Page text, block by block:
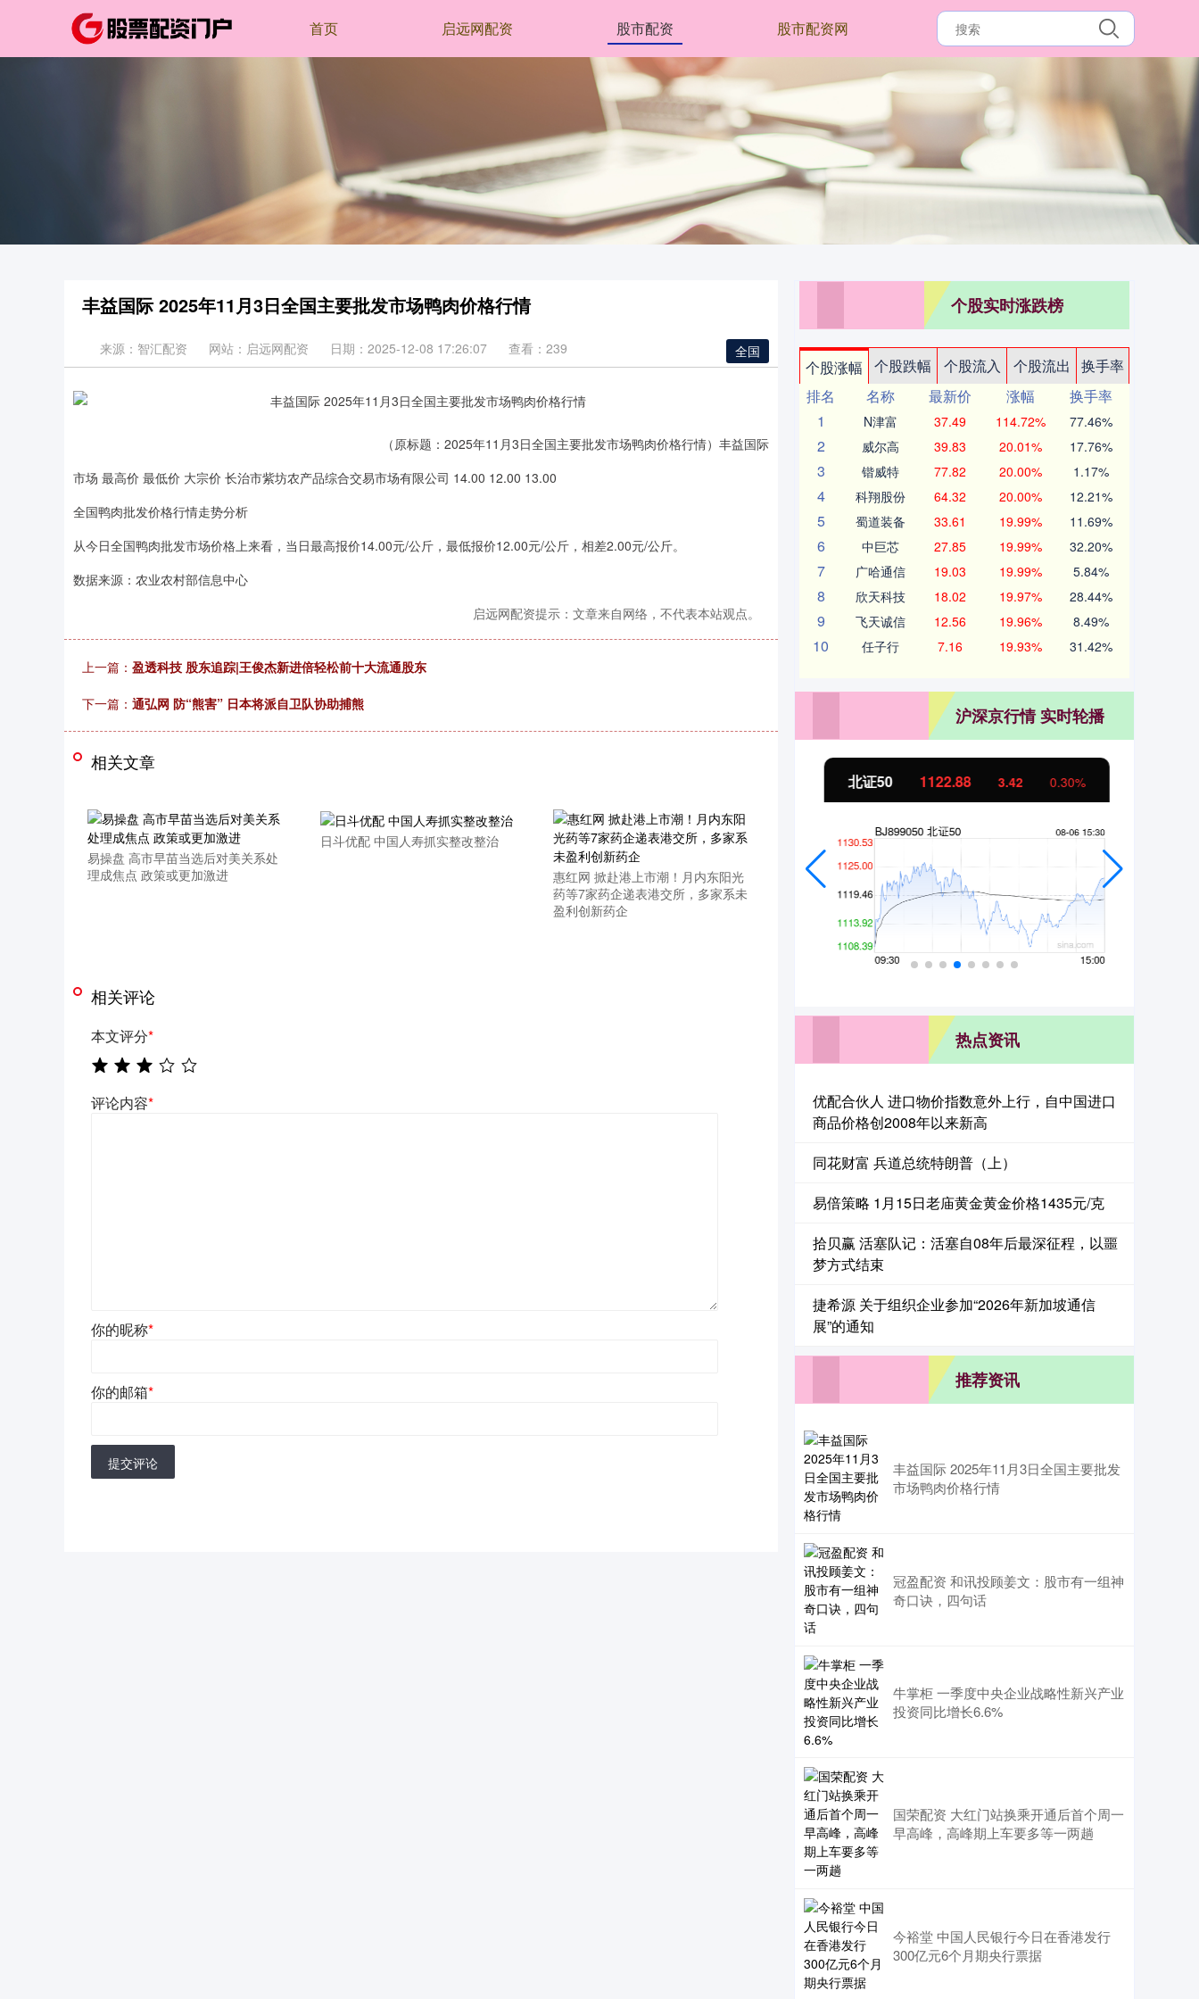
首页 启远网配资 股市配资 股市配资网
丰益国际 2025年11月3日全国主要批发市场鸭肉价格行情
全国
来源：智汇配资 网站：启远网配资 日期：2025-12-08 17:26:07 查看：239
（原标题：2025年11月3日全国主要批发市场鸭肉价格行情）丰益国际
市场 最高价 最低价 大宗价 长治市紫坊农产品综合交易市场有限公司 14.00 12.00 13.00
全国鸭肉批发价格行情走势分析
从今日全国鸭肉批发市场价格上来看，当日最高报价14.00元/公斤，最低报价12.00元/公斤，相差2.00元/公斤。
数据来源：农业农村部信息中心
启远网配资提示：文章来自网络，不代表本站观点。
上一篇： 盈透科技 股东追踪|王俊杰新进倍轻松前十大流通股东
下一篇： 通弘网 防“熊害” 日本将派自卫队协助捕熊
相关文章
易操盘 高市早苗当选后对美关系处
理成焦点 政策或更加激进
日斗优配 中国人寿抓实整改整治
惠红网 掀赴港上市潮！月内东阳光
药等7家药企递表港交所，多家系未
盈利创新药企
相关评论
本文评分*
评论内容*
你的昵称*
你的邮箱*
提交评论
个股实时涨跌榜
个股涨幅 个股跌幅 个股流入 个股流出
换手率
排名
名称 最新价 涨幅
换手率
1
N津富 37.49 114.72% 77.46%
2 威尔高 39.83 20.01% 17.76%
3 锴威特 77.82 20.00% 1.17%
4 科翔股份 64.32 20.00% 12.21%
5 蜀道装备 33.61 19.99% 11.69%
6 中巨芯 27.85 19.99% 32.20%
7 广哈通信 19.03 19.99% 5.84%
8 欣天科技 18.02 19.97% 28.44%
9 飞天诚信 12.56 19.96% 8.49%
10 任子行 7.16 19.93% 31.42%
沪深京行情 实时轮播
北证50 1122.88 3.42 0.30%
热点资讯
优配合伙人 进口物价指数意外上行，自中国进口
商品价格创2008年以来新高
同花财富 兵道总统特朗普（上）
易倍策略 1月15日老庙黄金黄金价格1435元/克
拾贝赢 活塞队记：活塞自08年后最深征程，以噩
梦方式结束
捷希源 关于组织企业参加“2026年新加坡通信
展”的通知
推荐资讯
丰益国际 2025年11月3日全国主要批发
市场鸭肉价格行情
冠盈配资 和讯投顾姜文：股市有一组神
奇口诀，四句话
牛掌柜 一季度中央企业战略性新兴产业
投资同比增长6.6%
国荣配资 大红门站换乘开通后首个周一
早高峰，高峰期上车要多等一两趟
今裕堂 中国人民银行今日在香港发行
300亿元6个月期央行票据